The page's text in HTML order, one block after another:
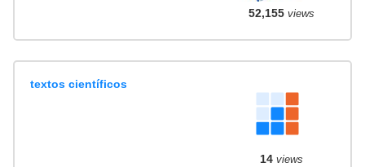
52,155views
textos científicos
14views